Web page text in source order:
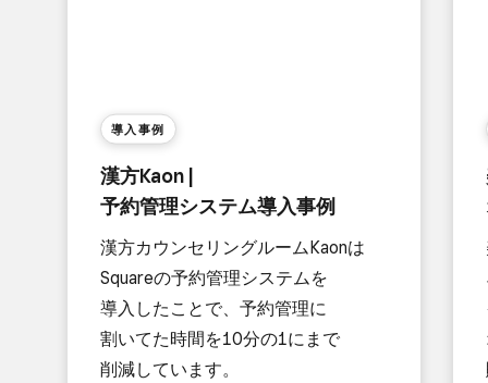
導入事例
漢方​Kaon |
予約管理システム導入事例
漢方​カウンセリングルームKaonは​
Squareの​予約管理システムを​
導入した​ことで、​予約管理に​​
割いてた​時間を​​10分の​1にまで​
削減しています。